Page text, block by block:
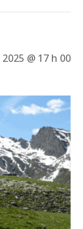
@ 17 h 00